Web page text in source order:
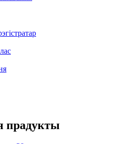
прадукты